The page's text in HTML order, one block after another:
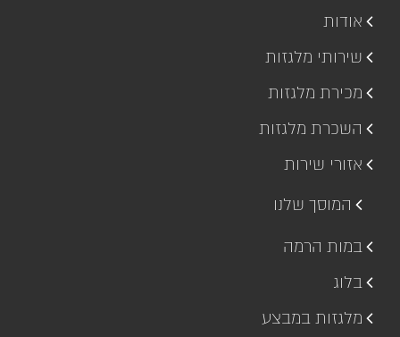
אודות
שירותי מלגזות
מכירת מלגזות
השכרת מלגזות
אזורי שירות
המוסך שלנו
במות הרמה
בלוג
מלגזות במבצע